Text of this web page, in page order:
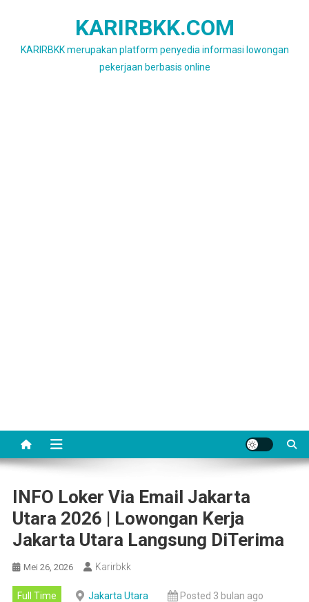
KARIRBKK.COM
KARIRBKK merupakan platform penyedia informasi lowongan
pekerjaan berbasis online
INFO Loker Via Email Jakarta
Utara 2026 | Lowongan Kerja
Jakarta Utara Langsung DiTerima
Mei 26, 2026 Karirbkk
Full Time Jakarta Utara Posted 3 bulan ago